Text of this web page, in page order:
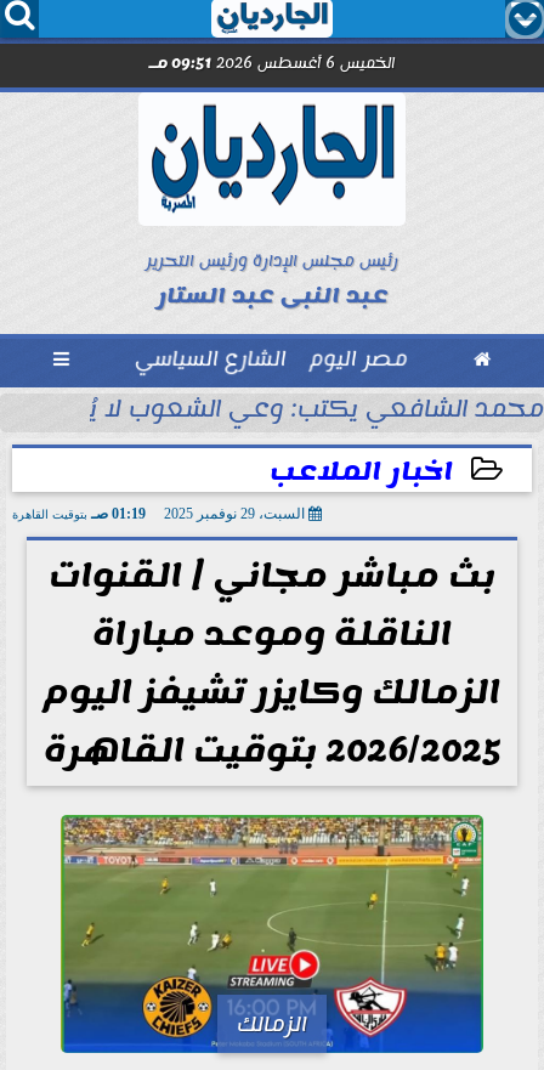
  
الخميس 6 أغسطس 2026 09:51 مـ
رئيس مجلس الإدارة ورئيس التحرير
عبد النبى عبد الستار
 مصر اليوم الشارع السياسي 
صلاح.. اليوم
محمد الشافعي يكتب: وعي الشعوب لا يُقاس
اخبار الملاعب
السبت، 29 نوفمبر 2025 01:19 صـ بتوقيت القاهرة
بث مباشر مجاني | القنوات
الناقلة وموعد مباراة
الزمالك وكايزر تشيفز اليوم
2026/2025 بتوقيت القاهرة
الزمالك